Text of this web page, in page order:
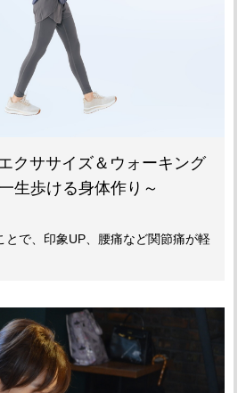
クササイズ＆ウォーキング
生歩ける身体作り～
とで、印象UP、腰痛など関節痛が軽